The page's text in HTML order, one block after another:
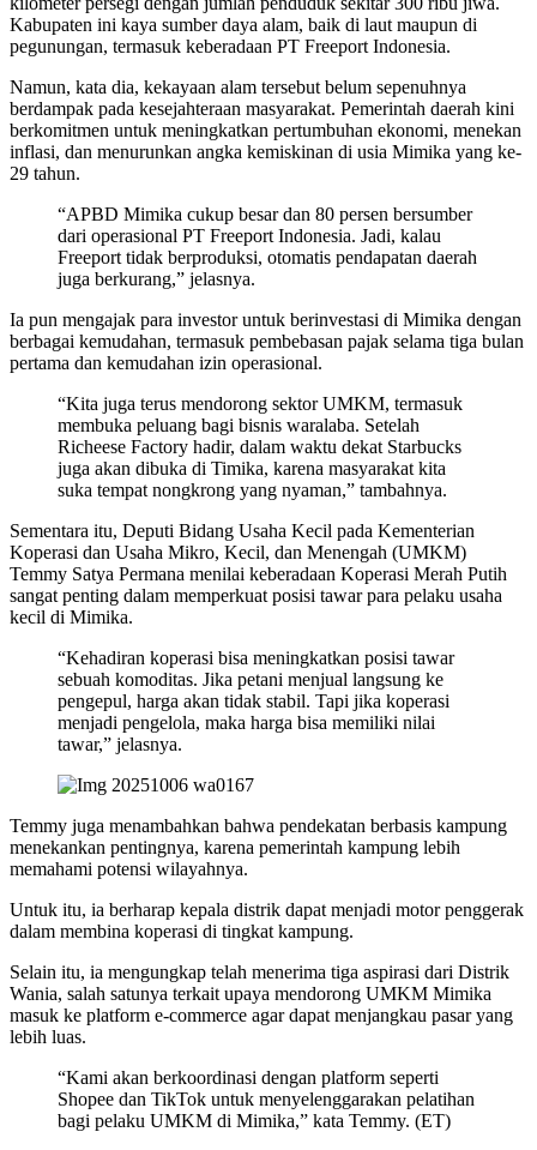
Kabupaten ini kaya sumber daya alam, baik di laut maupun di
pegunungan, termasuk keberadaan PT Freeport Indonesia.
Namun, kata dia, kekayaan alam tersebut belum sepenuhnya
berdampak pada kesejahteraan masyarakat. Pemerintah daerah kini
berkomitmen untuk meningkatkan pertumbuhan ekonomi, menekan
inflasi, dan menurunkan angka kemiskinan di usia Mimika yang ke-
29 tahun.
“APBD Mimika cukup besar dan 80 persen bersumber
dari operasional PT Freeport Indonesia. Jadi, kalau
Freeport tidak berproduksi, otomatis pendapatan daerah
juga berkurang,” jelasnya.
Ia pun mengajak para investor untuk berinvestasi di Mimika dengan
berbagai kemudahan, termasuk pembebasan pajak selama tiga bulan
pertama dan kemudahan izin operasional.
“Kita juga terus mendorong sektor UMKM, termasuk
membuka peluang bagi bisnis waralaba. Setelah
Richeese Factory hadir, dalam waktu dekat Starbucks
juga akan dibuka di Timika, karena masyarakat kita
suka tempat nongkrong yang nyaman,” tambahnya.
Sementara itu, Deputi Bidang Usaha Kecil pada Kementerian
Koperasi dan Usaha Mikro, Kecil, dan Menengah (UMKM)
Temmy Satya Permana menilai keberadaan Koperasi Merah Putih
sangat penting dalam memperkuat posisi tawar para pelaku usaha
kecil di Mimika.
“Kehadiran koperasi bisa meningkatkan posisi tawar
sebuah komoditas. Jika petani menjual langsung ke
pengepul, harga akan tidak stabil. Tapi jika koperasi
menjadi pengelola, maka harga bisa memiliki nilai
tawar,” jelasnya.
Temmy juga menambahkan bahwa pendekatan berbasis kampung
menekankan pentingnya, karena pemerintah kampung lebih
memahami potensi wilayahnya.
Untuk itu, ia berharap kepala distrik dapat menjadi motor penggerak
dalam membina koperasi di tingkat kampung.
Selain itu, ia mengungkap telah menerima tiga aspirasi dari Distrik
Wania, salah satunya terkait upaya mendorong UMKM Mimika
masuk ke platform e-commerce agar dapat menjangkau pasar yang
lebih luas.
“Kami akan berkoordinasi dengan platform seperti
Shopee dan TikTok untuk menyelenggarakan pelatihan
bagi pelaku UMKM di Mimika,” kata Temmy. (ET)